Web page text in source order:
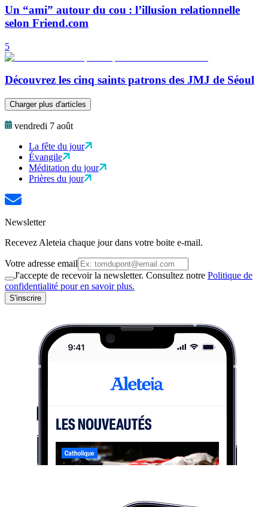
Un “ami” autour du cou : l’illusion relationnelle
selon Friend.com
5
Découvrez les cinq saints patrons des JMJ de Séoul
Charger plus d'articles
vendredi 7 août
La fête du jour
Évangile
Méditation du jour
Prières du jour
Newsletter
Recevez Aleteia chaque jour dans votre boite e-mail.
Votre adresse email
J'accepte de recevoir la newsletter. Consultez notre Politique de
confidentialité pour en savoir plus.
S'inscrire